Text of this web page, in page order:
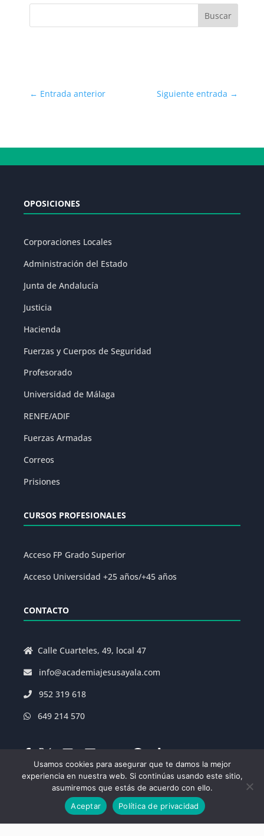
← Entrada anterior Siguiente entrada →
OPOSICIONES
Corporaciones Locales
Administración del Estado
Junta de Andalucía
Justicia
Hacienda
Fuerzas y Cuerpos de Seguridad
Profesorado
Universidad de Málaga
RENFE/ADIF
Fuerzas Armadas
Correos
Prisiones
CURSOS PROFESIONALES
Acceso FP Grado Superior
Acceso Universidad +25 años/+45 años
CONTACTO
Calle Cuarteles, 49, local 47
info@academiajesusayala.com
952 319 618
649 214 570
Aviso Legal|Política de Privacidad|
Condiciones Generales de la Matrícula|Decreto
625/2019
Usamos cookies para asegurar que te damos la mejor
experiencia en nuestra web. Si continúas usando este sitio,
asumiremos que estás de acuerdo con ello.
Aceptar
Política de privacidad